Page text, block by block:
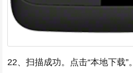
22、扫描成功。点击“本地下载”。